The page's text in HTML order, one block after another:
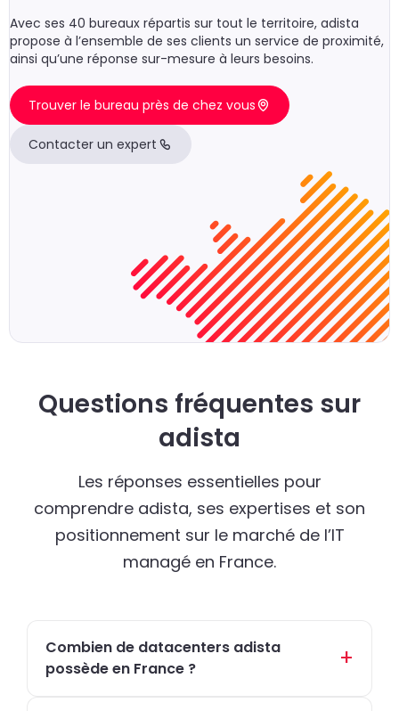
Avec ses 40 bureaux répartis sur tout le territoire, adista
propose à l’ensemble de ses clients un service de proximité,
ainsi qu’une réponse sur-mesure à leurs besoins.
Trouver le bureau près de chez vous
Contacter un expert
Questions fréquentes sur
adista
Les réponses essentielles pour
comprendre adista, ses expertises et son
positionnement sur le marché de l’IT
managé en France.
Combien de datacenters adista
possède en France ?